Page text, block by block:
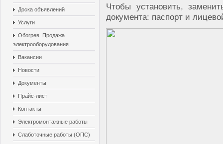
Доска объявлений
Услуги
Обогрев. Продажа
электрооборудования
Вакансии
Новости
Документы
Прайс-лист
Контакты
Электромонтажные работы
Слаботочные работы (ОПС)
Чтобы установить,
документа: паспорт и